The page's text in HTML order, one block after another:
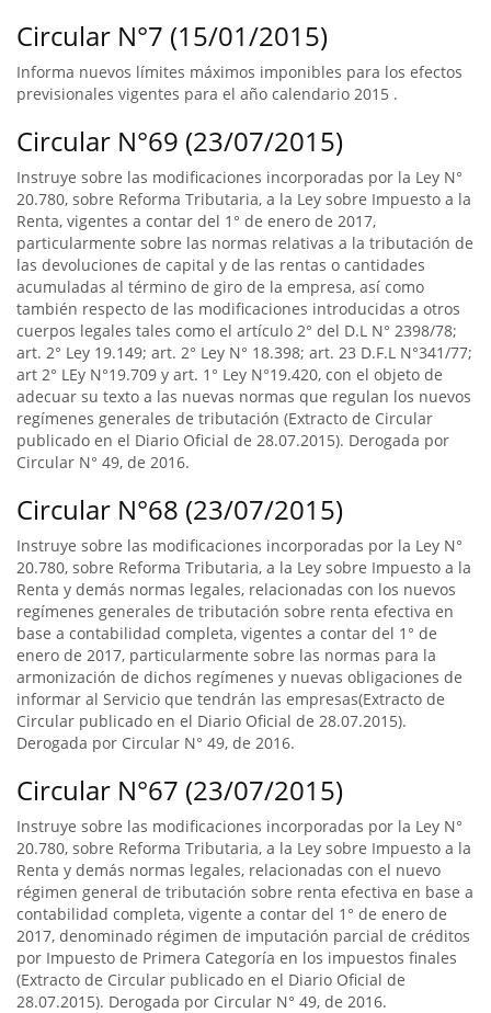
Circular N°7 (15/01/2015)
Informa nuevos límites máximos imponibles para los efectos
previsionales vigentes para el año calendario 2015 .
Circular N°69 (23/07/2015)
Instruye sobre las modificaciones incorporadas por la Ley N°
20.780, sobre Reforma Tributaria, a la Ley sobre Impuesto a la
Renta, vigentes a contar del 1° de enero de 2017,
particularmente sobre las normas relativas a la tributación de
las devoluciones de capital y de las rentas o cantidades
acumuladas al término de giro de la empresa, así como
también respecto de las modificaciones introducidas a otros
cuerpos legales tales como el artículo 2° del D.L N° 2398/78;
art. 2° Ley 19.149; art. 2° Ley N° 18.398; art. 23 D.F.L N°341/77;
art 2° LEy N°19.709 y art. 1° Ley N°19.420, con el objeto de
adecuar su texto a las nuevas normas que regulan los nuevos
regímenes generales de tributación (Extracto de Circular
publicado en el Diario Oficial de 28.07.2015). Derogada por
Circular N° 49, de 2016.
Circular N°68 (23/07/2015)
Instruye sobre las modificaciones incorporadas por la Ley N°
20.780, sobre Reforma Tributaria, a la Ley sobre Impuesto a la
Renta y demás normas legales, relacionadas con los nuevos
regímenes generales de tributación sobre renta efectiva en
base a contabilidad completa, vigentes a contar del 1° de
enero de 2017, particularmente sobre las normas para la
armonización de dichos regímenes y nuevas obligaciones de
informar al Servicio que tendrán las empresas(Extracto de
Circular publicado en el Diario Oficial de 28.07.2015).
Derogada por Circular N° 49, de 2016.
Circular N°67 (23/07/2015)
Instruye sobre las modificaciones incorporadas por la Ley N°
20.780, sobre Reforma Tributaria, a la Ley sobre Impuesto a la
Renta y demás normas legales, relacionadas con el nuevo
régimen general de tributación sobre renta efectiva en base a
contabilidad completa, vigente a contar del 1° de enero de
2017, denominado régimen de imputación parcial de créditos
por Impuesto de Primera Categoría en los impuestos finales
(Extracto de Circular publicado en el Diario Oficial de
28.07.2015). Derogada por Circular N° 49, de 2016.